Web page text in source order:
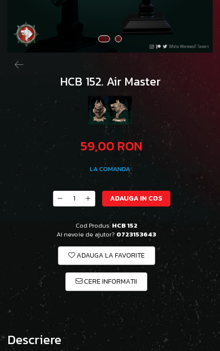
HCB 152. Air Master
59,00 RON
LA COMANDA
ADAUGA IN COS
Cod Produs: HCB 152
Ai nevoie de ajutor? 0723153643
ADAUGA LA FAVORITE
CERE INFORMATII
Descriere